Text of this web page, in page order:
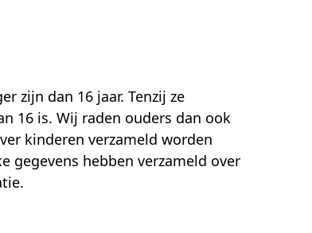
zijn dan 16 jaar. Tenzij ze
16 is. Wij raden ouders dan ook
kinderen verzameld worden
hebben verzameld over